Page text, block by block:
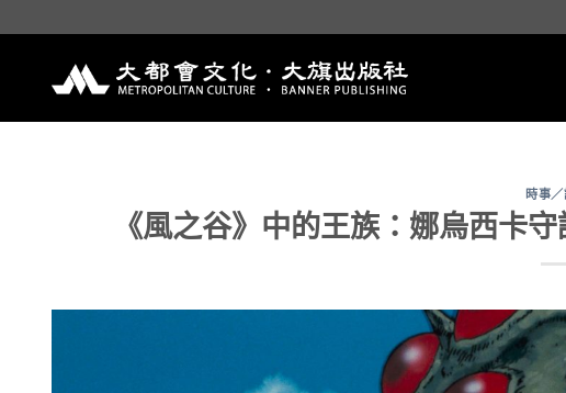
to
時事
《風之谷》中的王族：娜烏西卡